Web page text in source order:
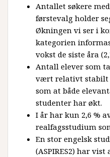
Antallet søkere
førstevalg holder
Økningen vi ser i
kategorien
vokst de siste åra
Antall elever som
vært relativt stabilt
som at både
studenter har økt.
I år har kun 2,6 %
realfagsstudium
En stor engelsk
(ASPIRES2) har